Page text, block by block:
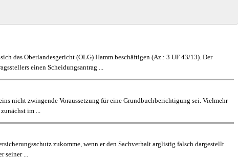
das Oberlandesgericht (OLG) Hamm beschäftigen (Az.: 3 UF 43/13). Der
einen Scheidungsantrag ...
nicht zwingende Voraussetzung für eine Grundbuchberichtigung sei. Vielmehr
im ...
zukomme, wenn er den Sachverhalt arglistig falsch dargestellt
seiner ...